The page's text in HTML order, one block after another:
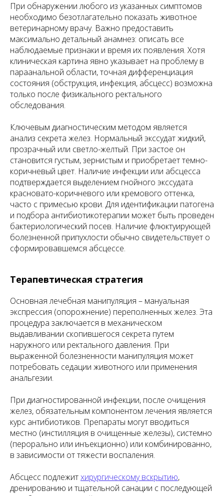
При обнаружении любого из указанных симптомов
необходимо безотлагательно показать животное
ветеринарному врачу. Важно предоставить
максимально детальный анамнез: описать все
наблюдаемые признаки и время их появления. Хотя
клиническая картина явно указывает на проблему в
параанальной области, точная дифференциация
состояния (обструкция, инфекция, абсцесс) возможна
только после физикального ректального
обследования.
Ключевым диагностическим методом является
анализ секрета желез. Нормальный экссудат жидкий,
прозрачный или светло-желтый. При застое он
становится густым, зернистым и приобретает темно-
коричневый цвет. Наличие инфекции или абсцесса
подтверждается выделением гнойного экссудата
красновато-коричневого или кремового оттенка,
часто с примесью крови. Для идентификации патогена
и подбора антибиотикотерапии может быть проведен
бактериологический посев. Наличие флюктуирующей
болезненной припухлости обычно свидетельствует о
сформировавшемся абсцессе.
Терапевтическая стратегия
Основная лечебная манипуляция – мануальная
экспрессия (опорожнение) переполненных желез. Эта
процедура заключается в механическом
выдавливании скопившегося секрета путем
наружного или ректального давления. При
выраженной болезненности манипуляция может
потребовать седации животного или применения
анальгезии.
При диагностированной инфекции, после очищения
желез, обязательным компонентом лечения является
курс антибиотиков. Препараты могут вводиться
местно (инстилляция в очищенные железы), системно
(перорально или инъекционно) или комбинированно,
в зависимости от тяжести воспаления.
Абсцесс подлежитхирургическому вскрытию,
дренированию и тщательной санации с последующей